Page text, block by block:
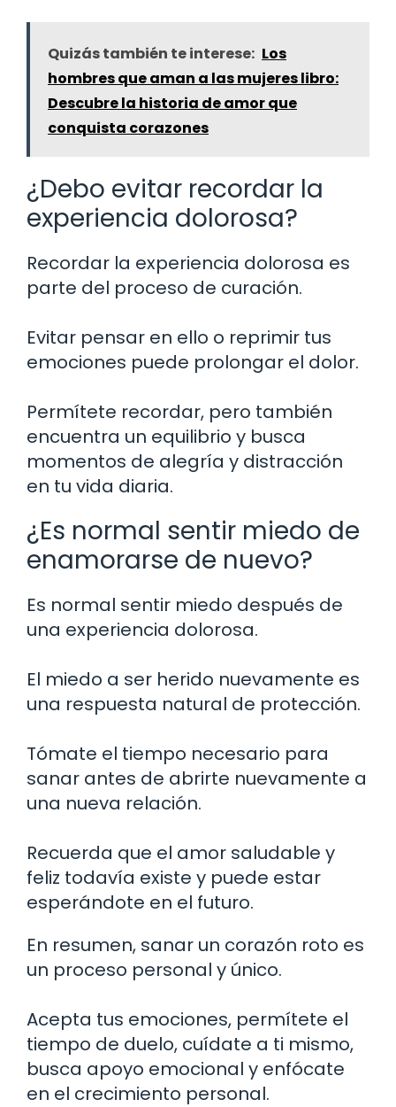
Quizás también te interese: Los
hombres que aman a las mujeres libro:
Descubre la historia de amor que
conquista corazones
¿Debo evitar recordar la
experiencia dolorosa?
Recordar la experiencia dolorosa es
parte del proceso de curación.
Evitar pensar en ello o reprimir tus
emociones puede prolongar el dolor.
Permítete recordar, pero también
encuentra un equilibrio y busca
momentos de alegría y distracción
en tu vida diaria.
¿Es normal sentir miedo de
enamorarse de nuevo?
Es normal sentir miedo después de
una experiencia dolorosa.
El miedo a ser herido nuevamente es
una respuesta natural de protección.
Tómate el tiempo necesario para
sanar antes de abrirte nuevamente a
una nueva relación.
Recuerda que el amor saludable y
feliz todavía existe y puede estar
esperándote en el futuro.
En resumen, sanar un corazón roto es
un proceso personal y único.
Acepta tus emociones, permítete el
tiempo de duelo, cuídate a ti mismo,
busca apoyo emocional y enfócate
en el crecimiento personal.